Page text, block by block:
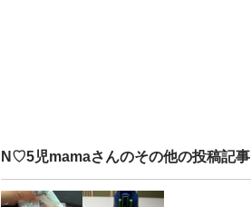
N♡5児mamaさんのその他の投稿記事